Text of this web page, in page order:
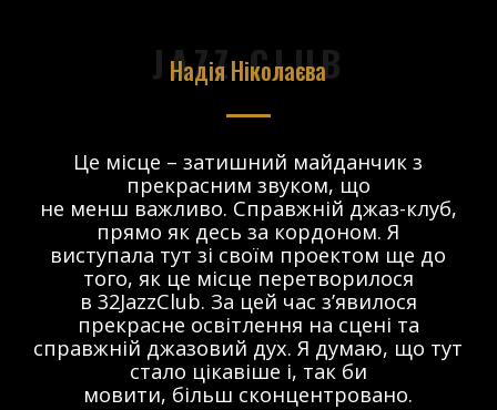
JAZZ CLUB
Надія Ніколаєва
Це місце – затишний майданчик з
прекрасним звуком, що
не менш важливо. Справжній джаз-клуб,
прямо як десь за кордоном. Я
виступала тут зі своїм проектом ще до
того, як це місце перетворилося
в 32JazzClub. За цей час з’явилося
прекрасне освітлення на сцені та
справжній джазовий дух. Я думаю, що тут
стало цікавіше і, так би
мовити, більш сконцентровано.